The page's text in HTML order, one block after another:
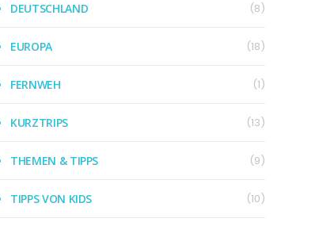
DEUTSCHLAND (8)
EUROPA (18)
FERNWEH (1)
KURZTRIPS (13)
THEMEN & TIPPS (9)
TIPPS VON KIDS (10)